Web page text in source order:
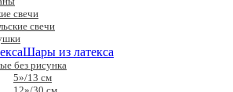
свечи
свечи
Шары из латекса
без рисунка
5»/13 см